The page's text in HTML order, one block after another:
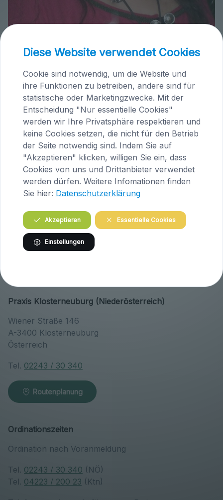
SteinbrecherBarbara.jpg
Herunterladen
Bild in voller Größe anzeigen…
Praxis Maria Saal (Kärnten)
Brandlhof
Höfern 1
Österreich
Tel.04223 / 200 23
Praxis Klosterneuburg (Niederösterreich)
Wiener Straße 146
A-3400 Klosterneuburg
Österreich
Tel. 02243 / 30 340
Routenplanung
Ordinationszeiten
Ordination nach Voranmeldung
Tel. 02243 / 30 340 (NÖ)
Tel. 04223 / 200 23 (Ktn)
Diese Website verwendet Cookies
Cookie sind notwendig, um die Website und
ihre Funktionen zu betreiben, andere sind für
statistische oder Marketingzwecke. Mit der
Entscheidung "Nur essentielle Cookies"
werden wir Ihre Privatsphäre respektieren und
keine Cookies setzen, die nicht für den Betrieb
der Seite notwendig sind. Indem Sie auf
"Akzeptieren" klicken, willigen Sie ein, dass
Cookies von uns und Drittanbieter verwendet
werden dürfen. Weitere Infomationen finden
Sie hier: Datenschutzerklärung
Akzeptieren Essentielle Cookies
Einstellungen